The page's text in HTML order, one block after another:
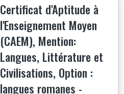
Certificat d'Aptitude à
l'Enseignement Moyen
(CAEM), Mention:
Langues, Littérature et
Civilisations, Option :
langues romanes -